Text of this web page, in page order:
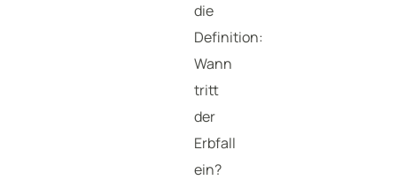
die
Definition:
Wann
tritt
der
Erbfall
ein?